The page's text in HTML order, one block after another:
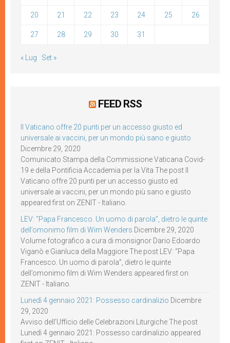
20 21 22 23 24 25 26
27 28 29 30 31
« Lug Set »
FEED RSS
Il Vaticano offre 20 punti per un accesso giusto ed
universale ai vaccini, per un mondo più sano e giusto
Dicembre 29, 2020
Comunicato Stampa della Commissione Vaticana Covid-
19 e della Pontificia Accademia per la Vita The post Il
Vaticano offre 20 punti per un accesso giusto ed
universale ai vaccini, per un mondo più sano e giusto
appeared first on ZENIT - Italiano.
LEV: “Papa Francesco. Un uomo di parola”, dietro le quinte
dell’omonimo film di Wim Wenders Dicembre 29, 2020
Volume fotografico a cura di monsignor Dario Edoardo
Viganò e Gianluca della Maggiore The post LEV: “Papa
Francesco. Un uomo di parola”, dietro le quinte
dell’omonimo film di Wim Wenders appeared first on
ZENIT - Italiano.
Lunedì 4 gennaio 2021: Possesso cardinalizio Dicembre
29, 2020
Avviso dell’Ufficio delle Celebrazioni Liturgiche The post
Lunedì 4 gennaio 2021: Possesso cardinalizio appeared